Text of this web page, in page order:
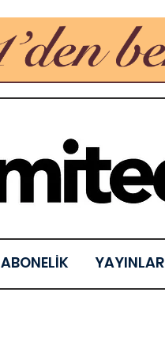
ABONELİK YAYINLAR